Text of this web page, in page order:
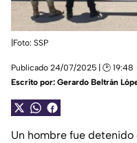
|Foto: SSP
Publicado 24/07/2025 | 🕑 19:48
Escrito por: Gerardo Beltrán
Un hombre fue detenido